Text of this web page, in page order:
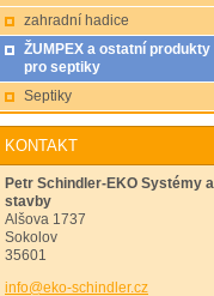
zahradní hadice
ŽUMPEX a ostatní produkty
pro septiky
Septiky
KONTAKT
Petr Schindler-EKO Systémy a
stavby
Alšova 1737
Sokolov
35601
info@eko-schindl er.cz